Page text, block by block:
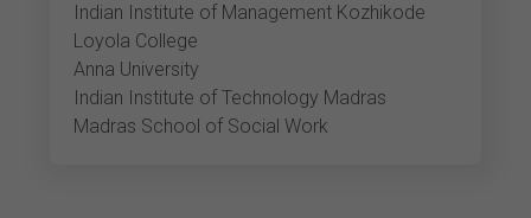
Indian Institute of Management Kozhikode
Loyola College
Anna University
Indian Institute of Technology Madras
Madras School of Social Work